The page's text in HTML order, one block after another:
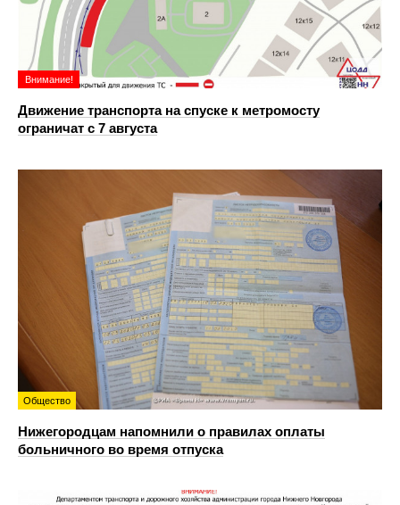
Внимание!
Движение транспорта на спуске к метромосту
ограничат с 7 августа
Общество
Нижегородцам напомнили о правилах оплаты
больничного во время отпуска